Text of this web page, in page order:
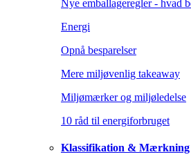
Nye emballageregler - hvad
Energi
Opnå besparelser
Mere miljøvenlig takeaway
Miljømærker og miljøledelse
10 råd til energiforbruget
Klassifikation & Mærkning